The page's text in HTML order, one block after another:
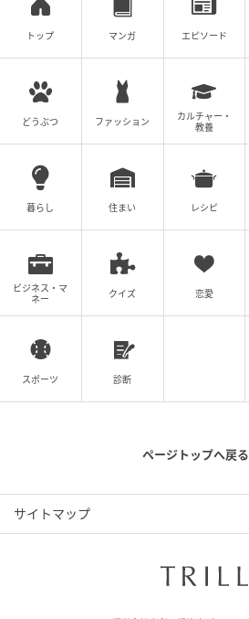
トップ マンガ エピソード
どうぶつ ファッション
カルチャー・
教養
暮らし 住まい レシピ
ビジネス・マ
ネー
クイズ 恋愛
スポーツ 診断
ページトップへ戻る
サイトマップ